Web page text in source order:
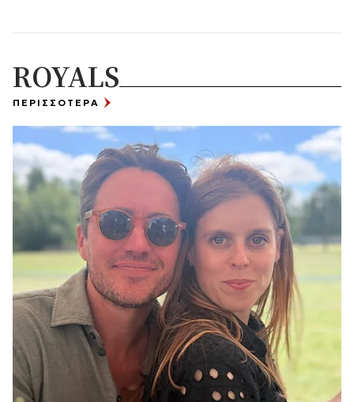
ROYALS
ΠΕΡΙΣΣΟΤΕΡΑ